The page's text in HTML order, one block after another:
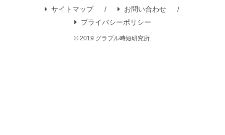
サイトマップ
お問い合わせ
プライバシーポリシー
© 2019 グラブル時短研究所.